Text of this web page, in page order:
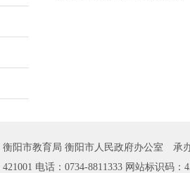
衡阳市教育局 衡阳市人民政府办公室 承
421001 电话：0734-8811333 网站标识码：